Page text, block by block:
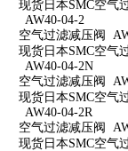
现货日本SMC空气
AW40-04-2
空气过滤减压阀
现货日本SMC空气
AW40-04-2N
空气过滤减压阀
现货日本SMC空气
AW40-04-2R
空气过滤减压阀
现货日本SMC空气